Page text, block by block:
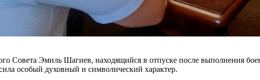
Совета Эмиль Шагиев, находящийся в отпуске после выполнения
особый духовный и символический характер.